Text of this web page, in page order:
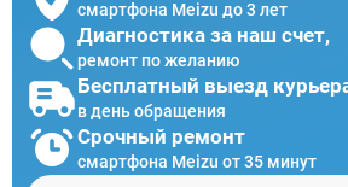
смартфона Meizu до 3 лет
Диагностика за наш счет,
ремонт по желанию
Бесплатный выезд
в день обращения
Срочный ремонт
смартфона Meizu от 35 минут